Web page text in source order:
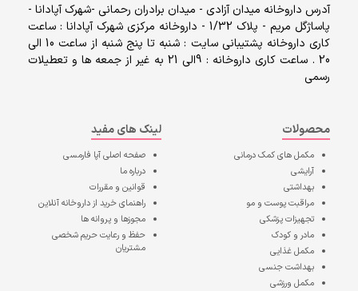
آدرس داروخانه میدان آزادی - میدان برادران رحمانی -شهرک آپادانا -
پاساژگل مریم - پلاک 1/32 - داروخانه مرکزی شهرک آپادانا : ساعت
کاری داروخانه پشتیبانی سایت : شنبه تا پنج شنبه از ساعت 10 الی
20 . ساعت کاری داروخانه : 9الی 21 به غیر از جمعه ها و تعطیلات
رسمی
محصولات
مکمل های کمک درمانی
آرایشی
بهداشتی
مراقبت پوست و مو
تجهیزات پزشکی
مادر و کودک
مکمل غذایی
بهداشت جنسی
مکمل ورزشی
لینک های مفید
صفحه اصلیآپا فارمسی
درباره ما
قوانین و مقررات
راهنمای خرید از داروخانه آنلاین
مجوزها و پروانه ها
حفظ و رعایت حریم شخصی
مشتریان